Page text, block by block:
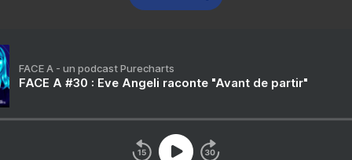
FACE A - un podcast Purecharts
FACE A #30 : Eve Angeli raconte "Avant de partir"